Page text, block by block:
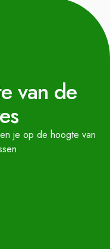
van de
je op de hoogte van